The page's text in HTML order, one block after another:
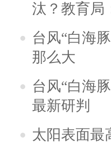
汰？教育局
台风“白海
那么大
台风“白海
最新研判
太阳表面最